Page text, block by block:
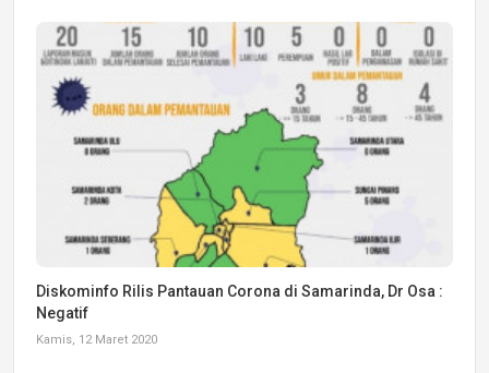
Diskominfo Rilis Pantauan Corona di Samarinda, Dr Osa :
Negatif
Kamis, 12 Maret 2020